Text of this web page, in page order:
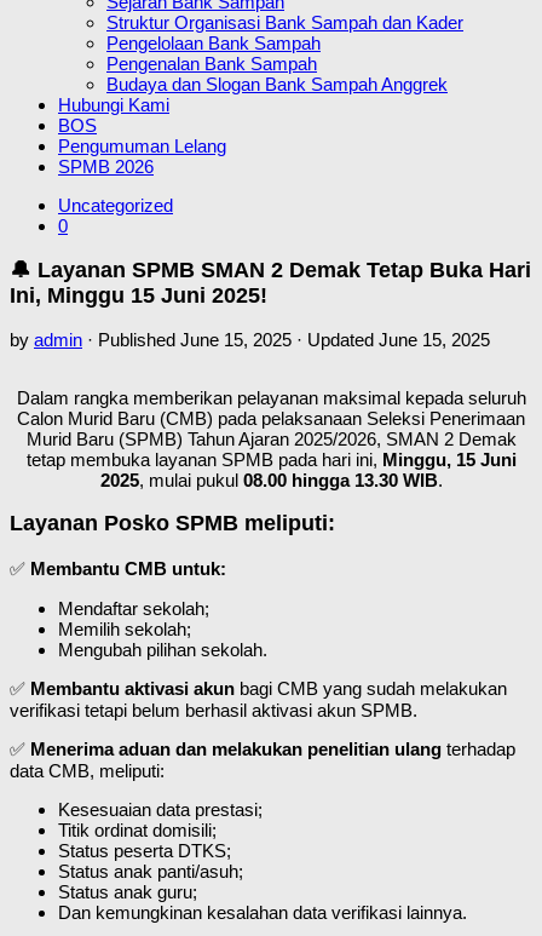
Struktur Organisasi Bank Sampah dan Kader
Pengelolaan Bank Sampah
Pengenalan Bank Sampah
Budaya dan Slogan Bank Sampah Anggrek
Hubungi Kami
BOS
Pengumuman Lelang
SPMB 2026
Uncategorized
0
🔔 Layanan SPMB SMAN 2 Demak Tetap Buka Hari
Ini, Minggu 15 Juni 2025!
by admin · Published June 15, 2025 · Updated June 15, 2025
Dalam rangka memberikan pelayanan maksimal kepada seluruh
Calon Murid Baru (CMB) pada pelaksanaan Seleksi Penerimaan
Murid Baru (SPMB) Tahun Ajaran 2025/2026, SMAN 2 Demak
tetap membuka layanan SPMB pada hari ini, Minggu, 15 Juni
2025, mulai pukul 08.00 hingga 13.30 WIB.
Layanan Posko SPMB meliputi:
✅ Membantu CMB untuk:
Mendaftar sekolah;
Memilih sekolah;
Mengubah pilihan sekolah.
✅ Membantu aktivasi akun bagi CMB yang sudah melakukan
verifikasi tetapi belum berhasil aktivasi akun SPMB.
✅ Menerima aduan dan melakukan penelitian ulang terhadap
data CMB, meliputi:
Kesesuaian data prestasi;
Titik ordinat domisili;
Status peserta DTKS;
Status anak panti/asuh;
Status anak guru;
Dan kemungkinan kesalahan data verifikasi lainnya.